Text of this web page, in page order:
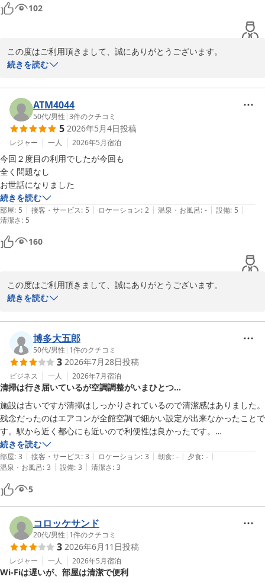
102
この度はご利用頂きまして、誠にありがとうございます。
当ホテルは東急東横線の武蔵小杉駅からですと１駅の新丸子駅が最
現在新丸子駅は多数の路線が乗り入れておりますので、新横浜・横
浜・みなとみらい方面、渋谷・新宿方面、池袋・埼玉方面、日比
谷・大手町方面、等様々な方面に行かれるのに非常に便利になって
おります。
今後も旅行やビジネスの拠点としてご利用いただければ幸いです。
川崎グリーンプラザホテル
2026-06-05
続きを読む
ATM4044
50代/男性 |3件のクチコミ
5 2026年5月4日投稿
レジャー 一人 2026年5月宿泊
今回２度目の利用でしたが今回も
全く問題なし
お世話になりました
続きを読む
部屋: 5 | 接客・サービス: 5 | ロケーション: 2 | 温泉・お風呂: - | 設備: 5 |
清潔さ: 5
160
この度はご利用頂きまして、誠にありがとうございます。
設備面やサービス面等、お客様が快適に過ごして頂けるよう日々努
川崎グリーンプラザホテル
2026-05-05
続きを読む
博多大五郎
50代/男性 | 1件のクチコミ
3 2026年7月28日投稿
ビジネス 一人 2026年7月宿泊
清掃は行き届いているが空調調整がいまひとつ…
施設は古いですが清掃はしっかりされているので清潔感はありました。
残念だったのはエアコンが全館空調で細かい設定が出来なかったことで
す。駅から近く都心にも近いので利便性は良かったです。
宿泊費はもう少し安ければ嬉しいです。
1階に"まいばすけっと"が併設されているのは便利でした。
続きを読む
部屋: 3 | 接客・サービス: 3 | ロケーション: 3 | 朝食: - | 夕食: - |
温泉・お風呂: 3 | 設備: 3 | 清潔さ: 3
5
コロッケサンド
20代/男性 | 1件のクチコミ
3 2026年6月11日投稿
レジャー 一人 2026年5月宿泊
Wi-Fiは遅いが、部屋は清潔で便利